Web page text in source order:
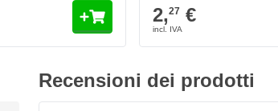
2,27€
Recensioni dei prodotti